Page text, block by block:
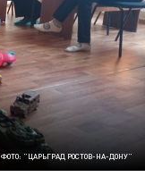
ФОТО: "ЦАРЬГРАД РОСТОВ-НА-ДОНУ"